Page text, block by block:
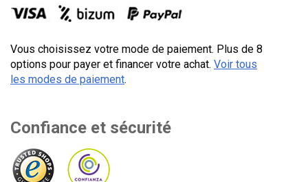
Vous choisissez votre mode de paiement. Plus de 8
options pour payer et financer votre achat. Voir tous
les modes de paiement.
Confiance et sécurité